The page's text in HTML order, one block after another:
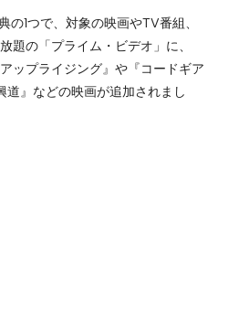
1つで、対象の映画やTV番組、
題の「プライム・ビデオ」に、
ップライジング』や『コードギア
道』などの映画が追加されまし